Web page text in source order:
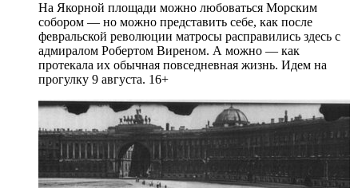
На Якорной площади можно любоваться Морским
собором — но можно представить себе, как после
февральской революции матросы расправились здесь с
адмиралом Робертом Виреном. А можно — как
протекала их обычная повседневная жизнь. Идем на
прогулку 9 августа. 16+